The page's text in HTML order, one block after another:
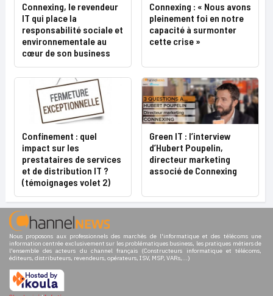
Connexing, le revendeur
IT qui place la
responsabilité sociale et
environnementale au
cœur de son business
Connexing : « Nous avons
pleinement foi en notre
capacité à surmonter
cette crise »
Confinement : quel
impact sur les
prestataires de services
et de distribution IT ?
(témoignages volet 2)
Green IT : l’interview
d’Hubert Poupelin,
directeur marketing
associé de Connexing
Nous proposons aux professionnels des marchés de l'informatique et des télécoms une
information centrée exclusivement sur les problématiques business, les pratiques métiers de
l'ensemble des acteurs du channel français (Constructeurs informatique et télécoms,
éditeurs, distributeurs, revendeurs, opérateurs, ISV, MSP, VARs,...)